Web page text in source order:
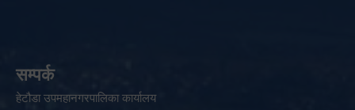
सम्पर्क
हेटौडा उपमहानगरपालिका कार्यालय